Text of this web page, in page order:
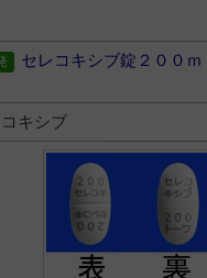
セレコキシブ錠２００ｍ
キシブ